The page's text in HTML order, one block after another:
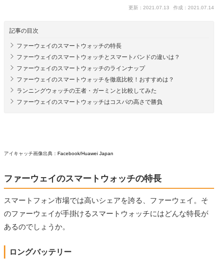
更新：2021.07.13 作成：2021.07.14
記事の目次
ファーウェイのスマートウォッチの特長
ファーウェイのスマートウォッチとスマートバンドの違いは？
ファーウェイのスマートウォッチのラインナップ
ファーウェイのスマートウォッチを徹底比較！おすすめは？
ランニングウォッチの王者・ガーミンと比較してみた
ファーウェイのスマートウォッチはコスパの高さで勝負
アイキャッチ画像出典： Facebook/Huawei Japan
ファーウェイのスマートウォッチの特長
スマートフォン市場では高いシェアを誇る、ファーウェイ。そ
のファーウェイが手掛けるスマートウォッチにはどんな特長が
あるのでしょうか。
ロングバッテリー